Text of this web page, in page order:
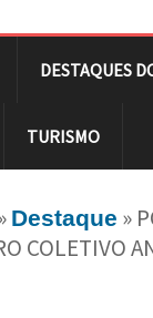
DESTAQUES
TURISMO
Destaque »
COLETIVO